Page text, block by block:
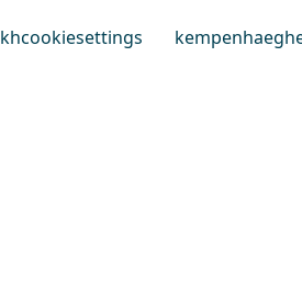
khcookiesettings